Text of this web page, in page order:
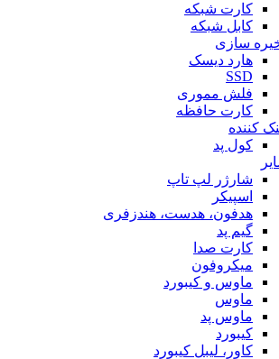
کارت شبکه
کابل شبکه
سازی
هارد دیسک
SSD
فلش مموری
کارت حافظه
کننده
کول پد
شارژر لپ تاپ
اسپیکر
هدفون، هدست، هندزفری
گیم پد
کارت صدا
میکروفون
ماوس و کیبورد
ماوس
ماوس پد
کیبورد
کاور، لیبل کیبورد